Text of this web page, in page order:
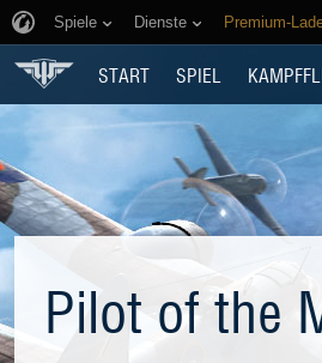
Spiele Dienste Premium-
START SPIEL
Pilot of the